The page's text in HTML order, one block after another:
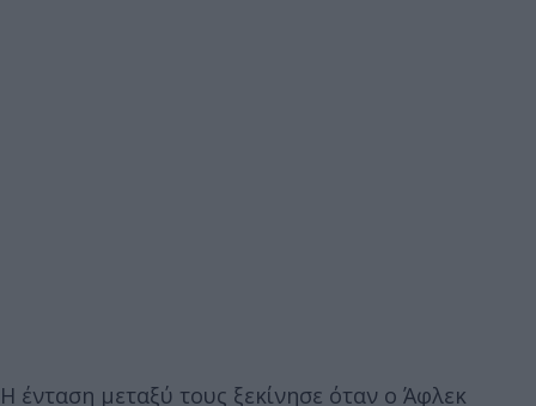
Η ένταση μεταξύ τους ξεκίνησε όταν ο Άφλεκ